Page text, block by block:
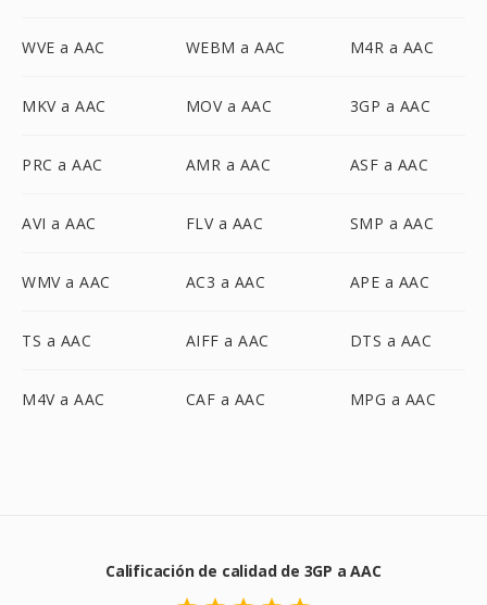
WVE a AAC WEBM a AAC M4R a AAC
MKV a AAC MOV a AAC 3GP a AAC
PRC a AAC AMR a AAC ASF a AAC
AVI a AAC FLV a AAC SMP a AAC
WMV a AAC AC3 a AAC APE a AAC
TS a AAC AIFF a AAC DTS a AAC
M4V a AAC CAF a AAC MPG a AAC
Calificación de calidad de 3GP a AAC